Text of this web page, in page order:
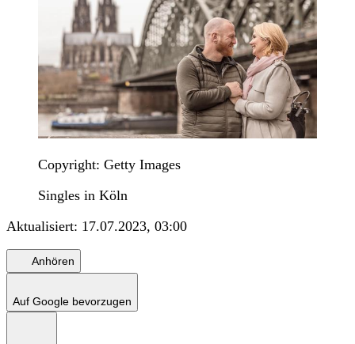
Copyright: Getty Images
Singles in Köln
Aktualisiert: 17.07.2023, 03:00
Anhören
Auf Google bevorzugen